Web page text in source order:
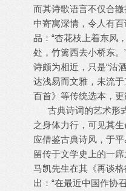
而其诗歌语言不仅合
中寄寓深情，令人有
品：“杏花枝上着东风
处，竹篱西去小桥东
诗颇为相近，只是“沽
达浅易而文雅，未流
百首》等传统选本，更
古典诗词的艺术形
之身体力行，可见其
应借鉴古典诗风，于
留传于文学史上的一席
马凯先生在其《再谈格
出：“在最近中国作协